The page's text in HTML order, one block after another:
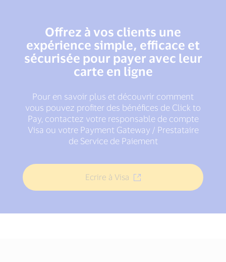
Offrez à vos clients une
expérience simple, efficace et
sécurisée pour payer avec leur
carte en ligne
Pour en savoir plus et découvrir comment
vous pouvez profiter des bénéfices de Click to
Pay, contactez votre responsable de compte
Visa ou votre Payment Gateway / Prestataire
de Service de Paiement
Ecrire à Visa